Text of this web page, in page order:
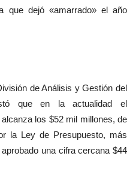
que dejó «amarrado» el año
de Análisis y Gestión del
que en la actualidad el
los $52 mil millones, de
la Ley de Presupuesto, más
una cifra cercana $44